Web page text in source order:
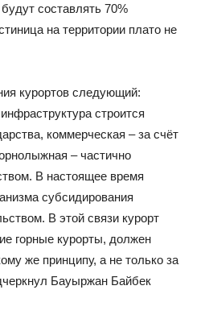
составлять 70%
на территории плато не
курортов следующий:
строится
коммерческая – за счёт
– частично
В настоящее время
субсидирования
В этой связи курорт
горные курорты, должен
же принципу, а не только за
Бауыржан Байбек